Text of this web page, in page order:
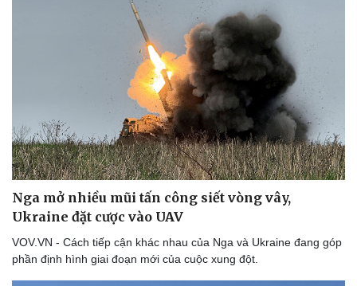
Nga mở nhiều mũi tấn công siết vòng vây,
Ukraine đặt cược vào UAV
VOV.VN - Cách tiếp cận khác nhau của Nga và Ukraine đang góp
phần định hình giai đoạn mới của cuộc xung đột.